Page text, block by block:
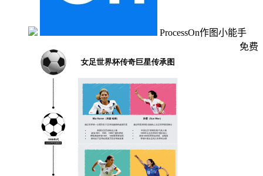
ProcessOn作图小能手
免费